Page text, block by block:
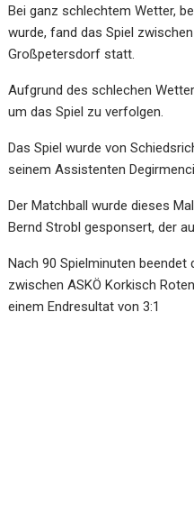
Bei ganz schlechtem Wetter,
wurde, fand das Spiel
Großpetersdorf statt.
Aufgrund des schlechen
um das Spiel zu verfolgen.
Das Spiel wurde von
seinem Assistenten
Der Matchball wurde dieses
Bernd Strobl gesponsert, der
Nach 90 Spielminuten beendet
zwischen ASKÖ Korkisch
einem Endresultat von 3:1